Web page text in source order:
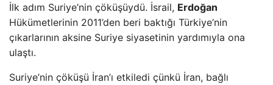
İlk adım Suriye’nin çöküşüydü. İsrail, Erdoğan
Hükümetlerinin 2011’den beri baktığı Türkiye’nin
çıkarlarının aksine Suriye siyasetinin yardımıyla ona
ulaştı.
Suriye’nin çöküşü İran’ı etkiledi çünkü İran, bağlı